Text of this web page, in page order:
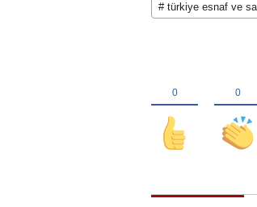
# türkiye esnaf ve